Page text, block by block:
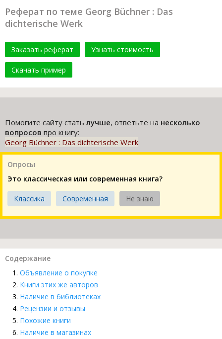
Реферат по теме Georg Büchner : Das
dichterische Werk
Заказать реферат Узнать стоимость
Скачать пример
Помогите сайту статьлучше, ответьте на несколько
вопросов про книгу:
Georg Büchner : Das dichterische Werk
Опросы
Это классическая или современная книга?
Классика Современная Не знаю
Содержание
Объявление о покупке
Книги этих же авторов
Наличие в библиотеках
Рецензии и отзывы
Похожие книги
Наличие в магазинах